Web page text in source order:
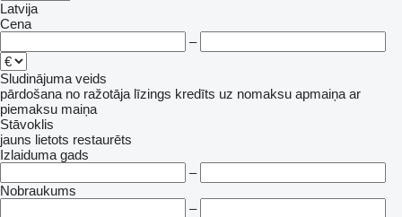
Latvija
Cena
–
Sludinājuma veids
pārdošana no ražotāja līzings kredīts uz nomaksu apmaiņa ar
piemaksu maiņa
Stāvoklis
jauns lietots restaurēts
Izlaiduma gads
–
Nobraukums
–